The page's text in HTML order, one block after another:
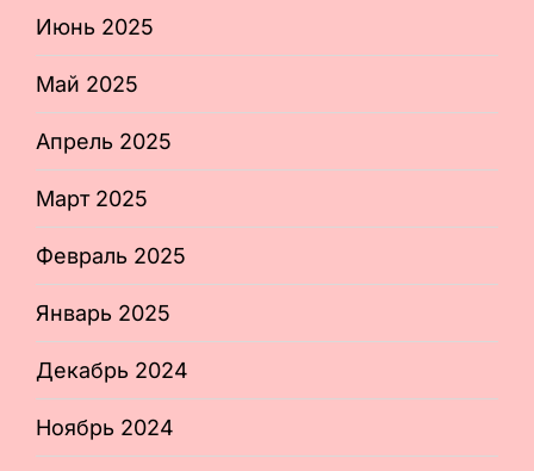
Июнь 2025
Май 2025
Апрель 2025
Март 2025
Февраль 2025
Январь 2025
Декабрь 2024
Ноябрь 2024